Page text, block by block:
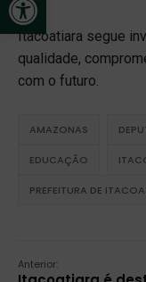
Itacoatiara segue
qualidade,
com o futuro.
AMAZONAS
EDUCAÇÃO
PREFEITURA DE
Anterior: